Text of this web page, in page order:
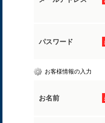
パスワード
お客様情報の入力
お名前